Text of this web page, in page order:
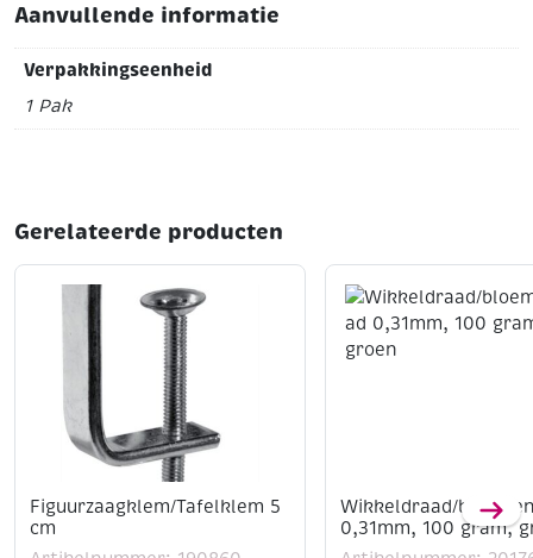
Aanvullende informatie
Verpakkingseenheid
1 Pak
Gerelateerde producten
Figuurzaagklem/Tafelklem 5
cm
Wikkeldraad/
0,31mm, 100 gram,